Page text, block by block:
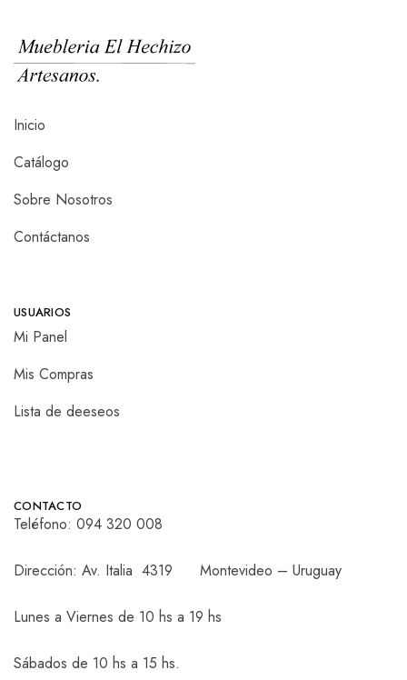
Inicio
Catálogo
Sobre Nosotros
Contáctanos
USUARIOS
Mi Panel
Mis Compras
Lista de deeseos
CONTACTO
Teléfono: 094 320 008
Dirección: Av. Italia 4319 Montevideo – Uruguay
Lunes a Viernes de 10 hs a 19 hs
Sábados de 10 hs a 15 hs.